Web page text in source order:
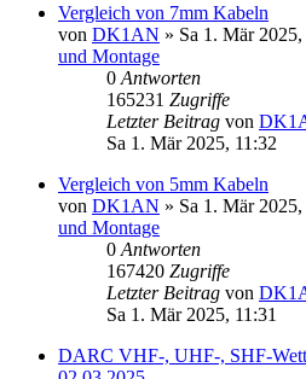
Vergleich von 7mm Kabeln
von DK1AN » Sa 1. Mär 2025,
und Montage
0 Antworten
165231 Zugriffe
Letzter Beitrag von
Sa 1. Mär 2025, 11:32
Vergleich von 5mm Kabeln
von DK1AN » Sa 1. Mär 2025,
und Montage
0 Antworten
167420 Zugriffe
Letzter Beitrag von
Sa 1. Mär 2025, 11:31
DARC VHF-, UHF-, SHF-